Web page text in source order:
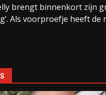
brengt binnenkort zijn
Als voorproefje heeft de